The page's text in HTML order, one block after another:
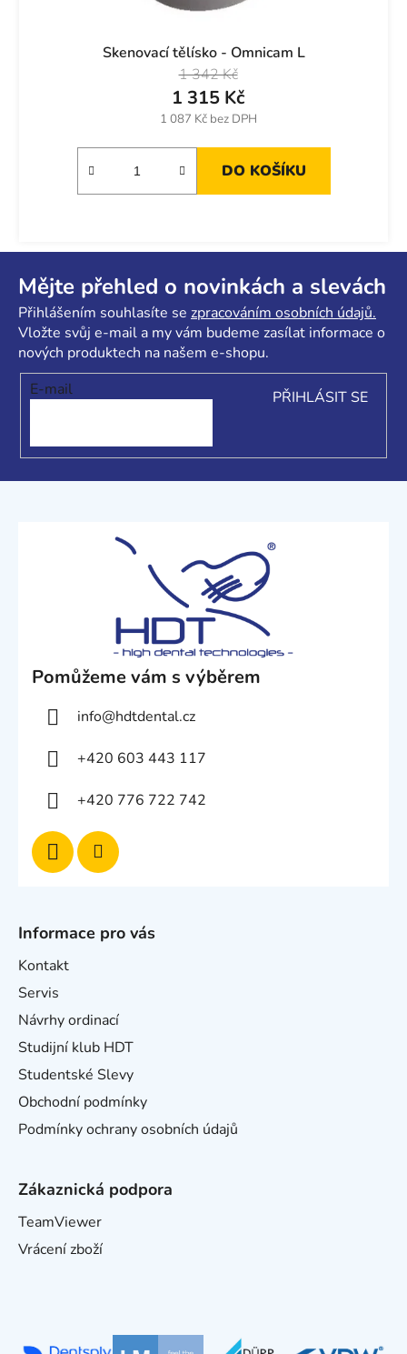
Skenovací tělísko - Omnicam L
1 087 Kč bez DPH
1 315 Kč
1 342 Kč
DO KOŠÍKU
Mějte přehled o novinkách a slevách
Přihlášením souhlasíte se zpracováním osobních údajů.
Vložte svůj e-mail a my vám budeme zasílat informace o
nových produktech na našem e-shopu.
E-mail
PŘIHLÁSIT SE
Pomůžeme vám s výběrem
info@hdtdental.cz
+420 603 443 117
+420 776 722 742
Informace pro vás
Kontakt
Servis
Návrhy ordinací
Studijní klub HDT
Studentské Slevy
Obchodní podmínky
Podmínky ochrany osobních údajů
Zákaznická podpora
TeamViewer
Vrácení zboží